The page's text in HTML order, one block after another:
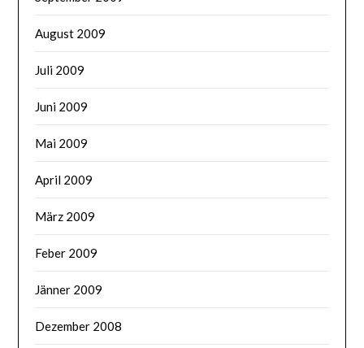
August 2009
Juli 2009
Juni 2009
Mai 2009
April 2009
März 2009
Feber 2009
Jänner 2009
Dezember 2008